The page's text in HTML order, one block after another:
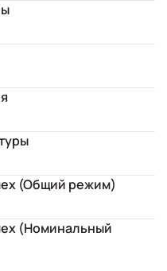
(Общий режим)
(Номинальный